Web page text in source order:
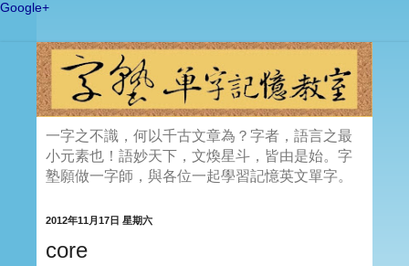
Google+
一字之不識，何以千古文章為？字者，語言之最
小元素也！語妙天下，文煥星斗，皆由是始。字
塾願做一字師，與各位一起學習記憶英文單字。
2012年11月17日 星期六
core